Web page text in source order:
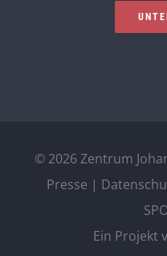
© 2026 Zentrum
Presse |
Ein Projekt